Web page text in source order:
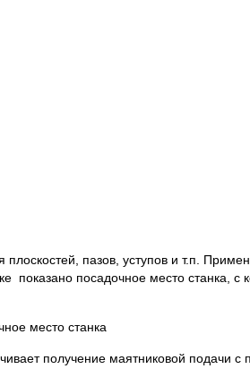
пазов, уступов и т.п.
показано посадочное место станка, с
место станка
получение маятниковой подачи с